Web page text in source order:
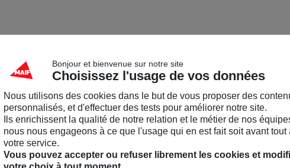
Bonjour et bienvenue sur notre site
Choisissez l'usage de vos données
Nous utilisons des cookies dans le but de vous proposer des
personnalisés, et d'effectuer des tests pour améliorer notre site.
Ils enrichissent la qualité de notre relation et le métier de nos
nous nous engageons à ce que l'usage qui en est fait soit avant tout
votre service.
Vous pouvez accepter ou refuser librement les cookies et